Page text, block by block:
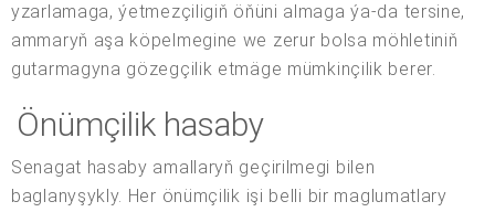
yzarlamaga, ýetmezçiligiň öňüni almaga ýa-da tersine,
ammaryň aşa köpelmegine we zerur bolsa möhletiniň
gutarmagyna gözegçilik etmäge mümkinçilik berer.
Önümçilik hasaby
Senagat hasaby amallaryň geçirilmegi bilen
baglanyşykly. Her önümçilik işi belli bir maglumatlary